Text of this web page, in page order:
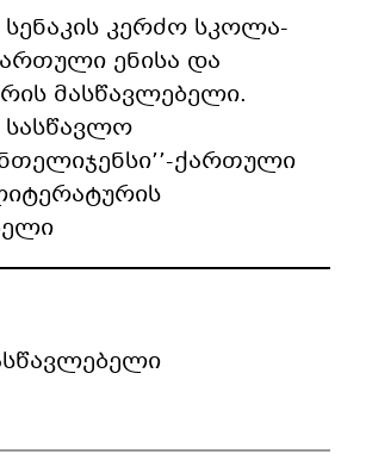
სენაკის კერძო სკოლა-
ენისა და
მასწავლებელი.
სასწავლო
ქართული